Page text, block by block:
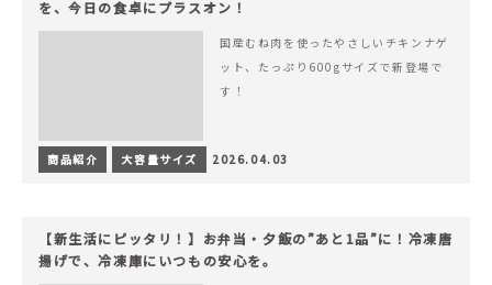
を、今日の食卓にプラスオン！
国産むね肉を使ったやさしいチキンナゲ
ット、たっぷり600gサイズで新登場で
す！
商品紹介 大容量サイズ 2026.04.03
【新生活にピッタリ！】お弁当・夕飯の”あと1品”に！冷凍唐
揚げで、冷凍庫にいつもの安心を。